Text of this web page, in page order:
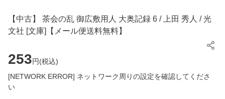
【中古】 茶会の乱 御広敷用人 大奥記録 6 / 上田 秀人 / 光
文社 [文庫]【メール便送料無料】
253円(税込)
[NETWORK ERROR] ネットワーク周りの設定を確認してくださ
い